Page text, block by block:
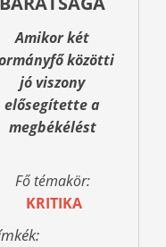
Amikor két
közötti
jó viszony
elősegítette a
megbékélést
Fő témakör:
KRITIKA